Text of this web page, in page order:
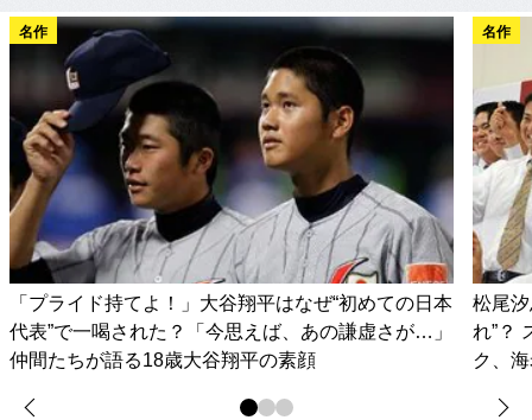
名作
「プライド持てよ！」大谷翔平はなぜ“初めての日本
代表”で一喝された？「今思えば、あの謙虚さが…」
仲間たちが語る18歳大谷翔平の素顔
名作
松尾
れ”？
ク、